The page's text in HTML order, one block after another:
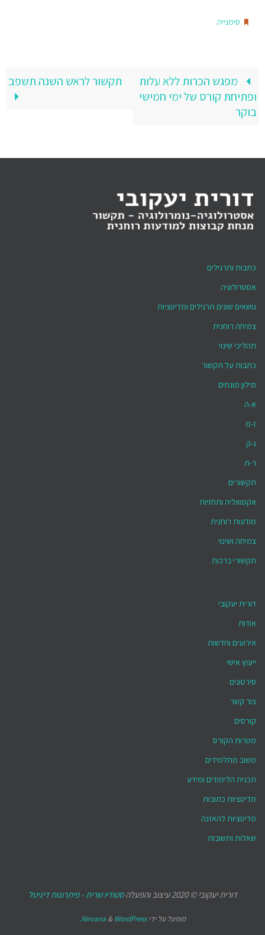
סימנייה.
מפגש הכרות ללא עלות
ופתיחת קורס של ימי חמישי
בוקר
תקשור לראש השנה תשפב
כתבות ותרגילים
אסטרולוגיה
נושאים שונים תרגילים ומדיטציות
צמיחה רוחנית
תהליכי שינוי
כתבות על תקשור
מילון מונחים
א-ה
ז-מ
נ-ק
ר-ת
תקשורים
אקטואליה ותחזיות
מודעות רוחנית
צמיחה ושינוי
תקשורי ברכות
דורית יעקובי
אודות
אירועים וחדשות
ייעוץ אישי
סירטונים
צור קשר
קורסים
מטרות הקורס
משוב מתלמידים
תכנית הלימודים ומידע
מדיטציות כתובות
מדיטציות להאזנה
שאלות ותשובות
דורית יעקובי © 2020 עיצוב והפעלה סטודיו שרית - פיתרונות דיגיטל
מופעל על ידי Nirvana & WordPress.